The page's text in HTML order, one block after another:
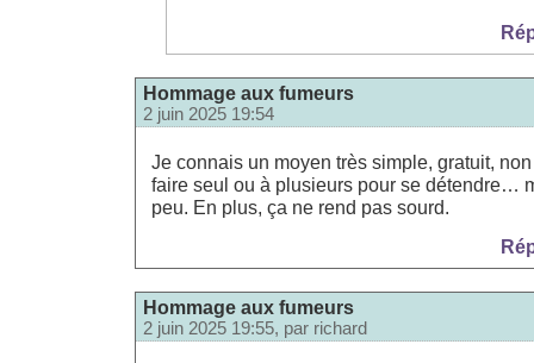
Hommage aux fumeurs
2 juin 2025 19:54
Je connais un moyen très simple, gratuit,
faire seul ou à plusieurs pour se détendre…
peu. En plus, ça ne rend pas sourd.
Hommage aux fumeurs
2 juin 2025 19:55, par richard